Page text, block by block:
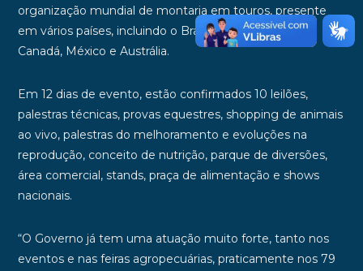
organização mundial de montaria em touros, presente
em vários países, incluindo o Brasil, Estados Unidos,
Canadá, México e Austrália.
Em 12 dias de evento, estão confirmados 10 leilões,
palestras técnicas, provas equestres, shopping de animais
ao vivo, palestras do melhoramento e evoluções na
reprodução, conceito de nutrição, parque de diversões,
área comercial, stands, praça de alimentação e shows
nacionais.
“O Governo já tem uma atuação muito forte, tanto nos
eventos e nas feiras agropecuárias, praticamente nos 79